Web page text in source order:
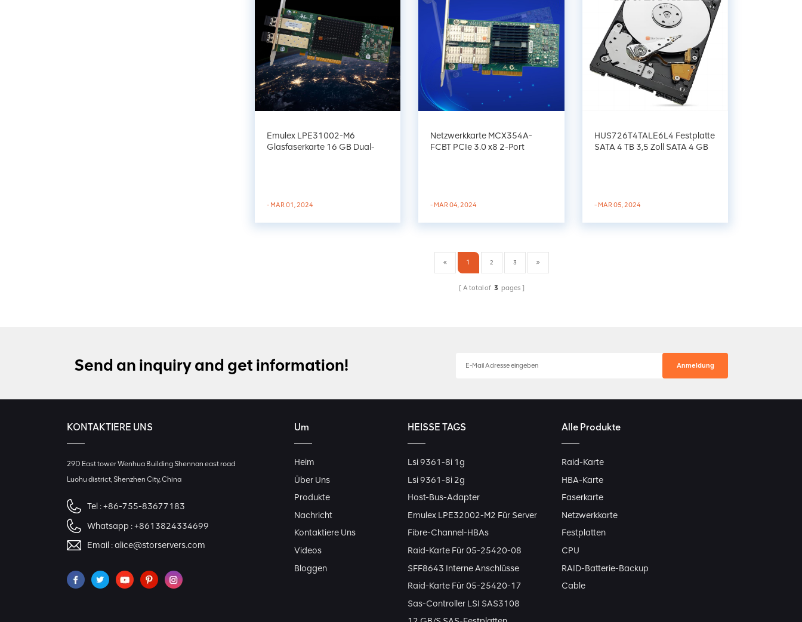
Emulex LPE31002-M6
Glasfaserkarte 16 GB Dual-
- MAR 01, 2024
Netzwerkkarte MCX354A-
FCBT PCIe 3.0 x8 2-Port
- MAR 04, 2024
HUS726T4TALE6L4 Festplatte
SATA 4 TB 3,5 Zoll SATA 4 GB
- MAR 05, 2024
1 2 3
A total of 3 pages
Send an inquiry and get information!
KONTAKTIERE UNS
29D East tower Wenhua Building Shennan east road
Luohu district, Shenzhen City, China
Tel :+86-755-83677183
Whatsapp :+8613824334699
Email :alice@storservers.com
Um
Heim
Über Uns
Produkte
Nachricht
Kontaktiere Uns
Videos
Bloggen
HEISSE TAGS
Lsi 9361-8i 1g
Lsi 9361-8i 2g
Host-Bus-Adapter
Emulex LPE32002-M2 Für Server
Fibre-Channel-HBAs
Raid-Karte Für 05-25420-08
SFF8643 Interne Anschlüsse
Raid-Karte Für 05-25420-17
Sas-Controller LSI SAS3108
Alle Produkte
Raid-Karte
HBA-Karte
Faserkarte
Netzwerkkarte
Festplatten
CPU
RAID-Batterie-Backup
Cable